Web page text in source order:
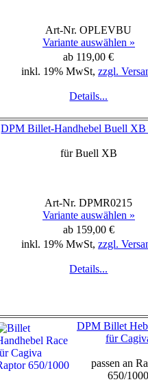
Art-Nr. OPLEVBU
Variante auswählen »
ab 119,00 €
inkl. 19% MwSt, zzgl.
Details...
DPM Billet-Handhebel Buell XB
für Buell XB
Art-Nr. DPMR0215
Variante auswählen »
ab 159,00 €
inkl. 19% MwSt, zzgl.
Details...
DPM Billet
für
passen an
650/